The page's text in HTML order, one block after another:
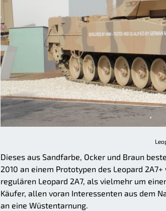
Dieses aus Sandfarbe, Ocker und Braun
2010 an einem Prototypen des Leopard
regulären Leopard 2A7, als vielmehr um
Käufer, allen voran Interessenten aus dem
an eine Wüstentarnung.